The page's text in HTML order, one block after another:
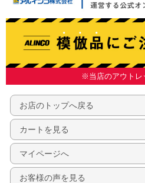
※当店のアウトレ
お店のトップへ戻る
カートを見る
マイページへ
お客様の声を見る